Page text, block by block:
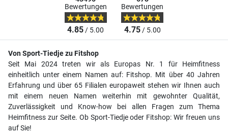
Bewertungen
4.85/ 5.00
Bewertungen
4.75/ 5.00
Von Sport-Tiedje zu Fitshop
Seit Mai 2024 treten wir als Europas Nr. 1 für Heimfitness
einheitlich unter einem Namen auf: Fitshop. Mit über 40 Jahren
Erfahrung und über 65 Filialen europaweit stehen wir Ihnen auch
mit einem neuen Namen weiterhin mit gewohnter Qualität,
Zuverlässigkeit und Know-how bei allen Fragen zum Thema
Heimfitness zur Seite. Ob Sport-Tiedje oder Fitshop: Wir freuen uns
auf Sie!